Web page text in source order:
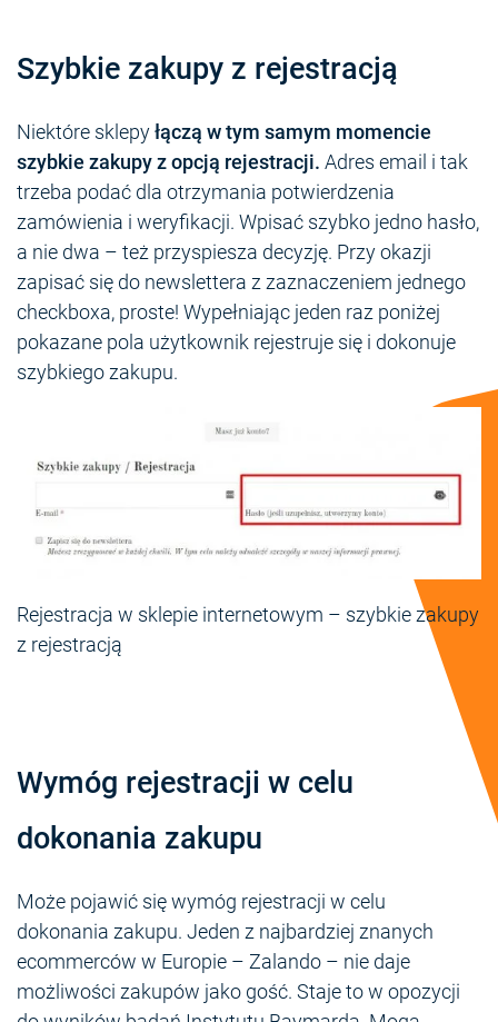
Szybkie zakupy z rejestracją
Niektóre sklepyłączą w tym samym momencie
szybkie zakupy z opcją rejestracji. Adres email i tak
trzeba podać dla otrzymania potwierdzenia
zamówienia i weryfikacji. Wpisać szybko jedno hasło,
a nie dwa – też przyspiesza decyzję. Przy okazji
zapisać się do newslettera z zaznaczeniem jednego
checkboxa, proste! Wypełniając jeden raz poniżej
pokazane pola użytkownik rejestruje się i dokonuje
szybkiego zakupu.
Rejestracja w sklepie internetowym – szybkie zakupy
z rejestracją
Wymóg rejestracji w celu
dokonania zakupu
Może pojawić się wymóg rejestracji w celu
dokonania zakupu. Jeden z najbardziej znanych
ecommerców w Europie – Zalando – nie daje
możliwości zakupów jako gość. Staje to w opozycji